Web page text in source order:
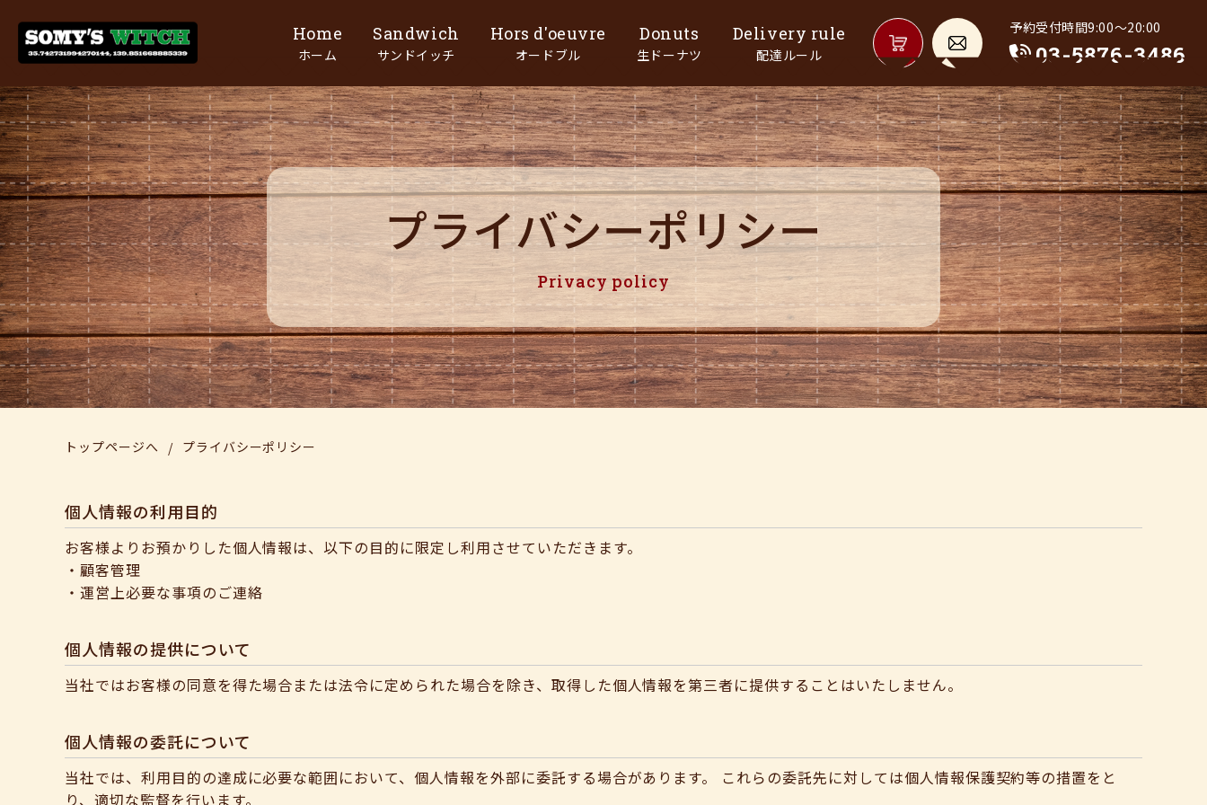
SOMY’S WITCH
ホーム サンドイッチ オードブル 生ドーナツ 配達ルール
予約受付時間9:00～20:00
03-5876-3486
プライバシーポリシー
Privacy policy
トップページへ / プライバシーポリシー
個人情報の利用目的
お客様よりお預かりした個人情報は、以下の目的に限定し利用させていただきます。
・顧客管理
・運営上必要な事項のご連絡
個人情報の提供について
当社ではお客様の同意を得た場合または法令に定められた場合を除き、取得した個人情報を第三者に提供することはいたしません。
個人情報の委託について
当社では、利用目的の達成に必要な範囲において、個人情報を外部に委託する場合があります。 これらの委託先に対しては個人情報保護契約等の措置をと
り、適切な監督を行います。